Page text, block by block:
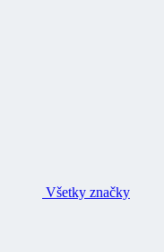
Všetky značky